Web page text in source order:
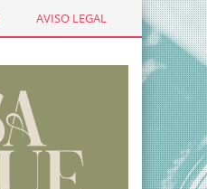
AVISO LEGAL